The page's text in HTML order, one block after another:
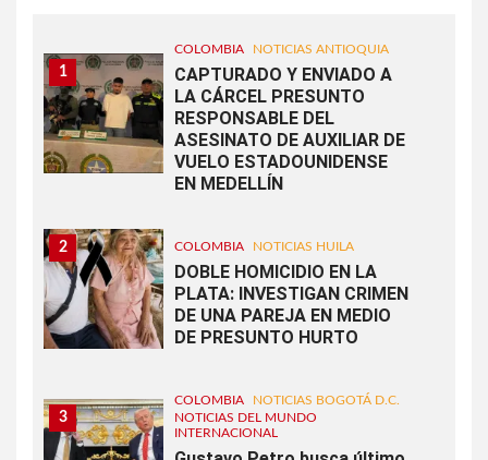
1
COLOMBIA NOTICIAS ANTIOQUIA
CAPTURADO Y ENVIADO A
LA CÁRCEL PRESUNTO
RESPONSABLE DEL
ASESINATO DE AUXILIAR DE
VUELO ESTADOUNIDENSE
EN MEDELLÍN
2 COLOMBIA NOTICIAS HUILA
DOBLE HOMICIDIO EN LA
PLATA: INVESTIGAN CRIMEN
DE UNA PAREJA EN MEDIO
DE PRESUNTO HURTO
3
COLOMBIA
NOTICIAS BOGOTÁ D.C.
NOTICIAS DEL MUNDO
INTERNACIONAL